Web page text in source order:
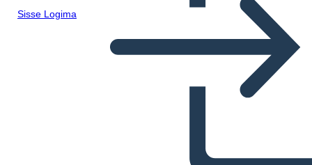
Sisse Logima
La Epopeya de Gilgamesh